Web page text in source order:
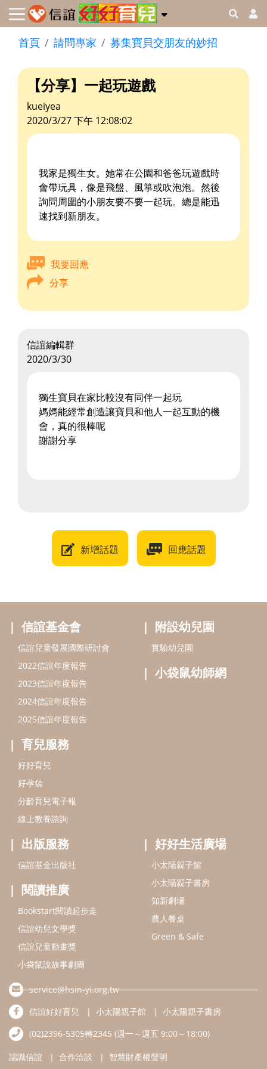
首頁 請問專家 募集寶貝交朋友的妙招
【分享】一起玩遊戲
kueiyea
2020/3/27 下午 12:08:02
我家是獨生女。她常在公園和爸爸玩遊戲時
會帶玩具，像是飛盤、風箏或吹泡泡。然後
詢問周圍的小朋友要不要一起玩。總是能迅
速找到新朋友。
我要回應
分享
信誼編輯群
2020/3/30
獨生寶貝在家比較沒有同伴一起玩
媽媽能經常創造讓寶貝和他人一起互動的機
會，真的很棒呢
謝謝分享
新增話題 回應話題
信誼基金會
信誼兒童發展國際研討會
2022信誼年度報告
2023信誼年度報告
2024信誼年度報告
2025信誼年度報告
育兒服務
好好育兒
好孕袋
分齡育兒電子報
線上教養諮詢
附設幼兒園
實驗幼兒園
小袋鼠幼師網
出版服務
信誼基金出版社
閱讀推廣
Bookstart閱讀起步走
信誼幼兒文學獎
信誼兒童動畫獎
小袋鼠說故事劇團
好好生活廣場
小太陽親子館
小太陽親子書房
知新劇場
農人餐桌
Green & Safe
service@hsin-yi.org.tw
信誼好好育兒
小太陽親子館
小太陽親子書房
(02)2396-5305轉2345 (週一～週五 9:00～18:00)
認識信誼 合作洽談 智慧財產權聲明